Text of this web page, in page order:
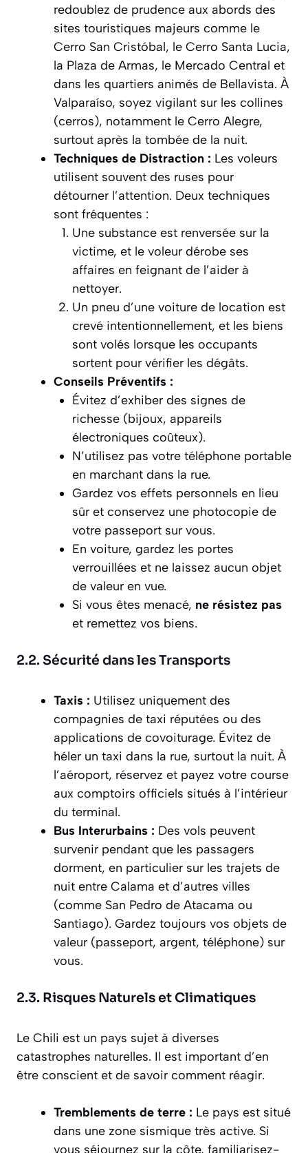
redoublez de prudence aux abords des
sites touristiques majeurs comme le
Cerro San Cristóbal, le Cerro Santa Lucia,
la Plaza de Armas, le Mercado Central et
dans les quartiers animés de Bellavista. À
Valparaíso, soyez vigilant sur les collines
(cerros), notamment le Cerro Alegre,
surtout après la tombée de la nuit.
Techniques de Distraction : Les voleurs
utilisent souvent des ruses pour
détourner l’attention. Deux techniques
sont fréquentes :
Une substance est renversée sur la
victime, et le voleur dérobe ses
affaires en feignant de l’aider à
nettoyer.
Un pneu d’une voiture de location est
crevé intentionnellement, et les biens
sont volés lorsque les occupants
sortent pour vérifier les dégâts.
Conseils Préventifs :
Évitez d’exhiber des signes de
richesse (bijoux, appareils
électroniques coûteux).
N’utilisez pas votre téléphone portable
en marchant dans la rue.
Gardez vos effets personnels en lieu
sûr et conservez une photocopie de
votre passeport sur vous.
En voiture, gardez les portes
verrouillées et ne laissez aucun objet
de valeur en vue.
Si vous êtes menacé, ne résistez pas
et remettez vos biens.
2.2. Sécurité dans les Transports
Taxis : Utilisez uniquement des
compagnies de taxi réputées ou des
applications de covoiturage. Évitez de
héler un taxi dans la rue, surtout la nuit. À
l’aéroport, réservez et payez votre course
aux comptoirs officiels situés à l’intérieur
du terminal.
Bus Interurbains : Des vols peuvent
survenir pendant que les passagers
dorment, en particulier sur les trajets de
nuit entre Calama et d’autres villes
(comme San Pedro de Atacama ou
Santiago). Gardez toujours vos objets de
valeur (passeport, argent, téléphone) sur
vous.
2.3. Risques Naturels et Climatiques
Le Chili est un pays sujet à diverses
catastrophes naturelles. Il est important d’en
être conscient et de savoir comment réagir.
Tremblements de terre : Le pays est situé
dans une zone sismique très active. Si
vous séjournez sur la côte, familiarisez-